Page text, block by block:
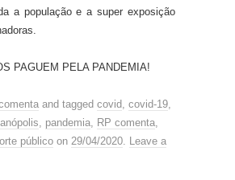
a população e a super exposição
PAGUEM PELA PANDEMIA!
and tagged covid covid-19
pandemia RP comenta
público on 29/04/2020 Leave a